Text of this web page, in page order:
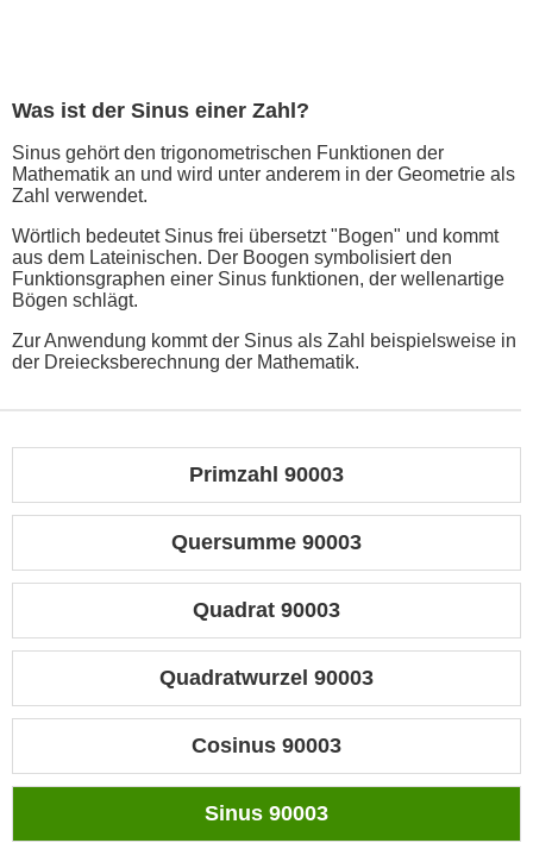
Was ist der Sinus einer Zahl?
Sinus gehört den trigonometrischen Funktionen der
Mathematik an und wird unter anderem in der Geometrie als
Zahl verwendet.
Wörtlich bedeutet Sinus frei übersetzt "Bogen" und kommt
aus dem Lateinischen. Der Boogen symbolisiert den
Funktionsgraphen einer Sinus funktionen, der wellenartige
Bögen schlägt.
Zur Anwendung kommt der Sinus als Zahl beispielsweise in
der Dreiecksberechnung der Mathematik.
Primzahl 90003
Quersumme 90003
Quadrat 90003
Quadratwurzel 90003
Cosinus 90003
Sinus 90003